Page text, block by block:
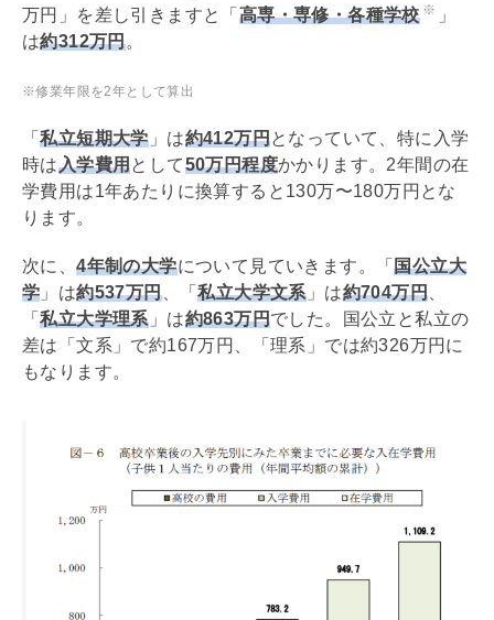
万円」を差し引きますと「 高専・専修・各種学校 ※
」
は約312万円。
※修業年限を2年として算出
「私立短期大学」は約412万円となっていて、特に入学
時は入学費用として50万円程度かかります。2年間の在
学費用は1年あたりに換算すると130万〜180万円とな
ります。
次に、4年制の大学について見ていきます。「国公立大
学 」は約537万円、「私立大学文系」は約704万円
「私立大学理系」は約863万円でした。国公立と私立の
差は「文系」で約167万円、「理系」では約326万円に
もなります。